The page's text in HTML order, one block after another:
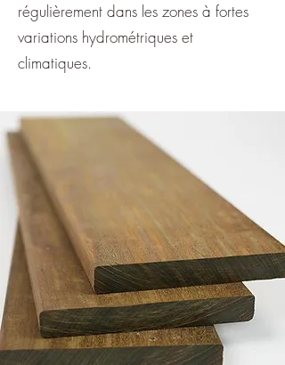
régulièrement dans les zones à fortes
variations hydrométriques et
climatiques.